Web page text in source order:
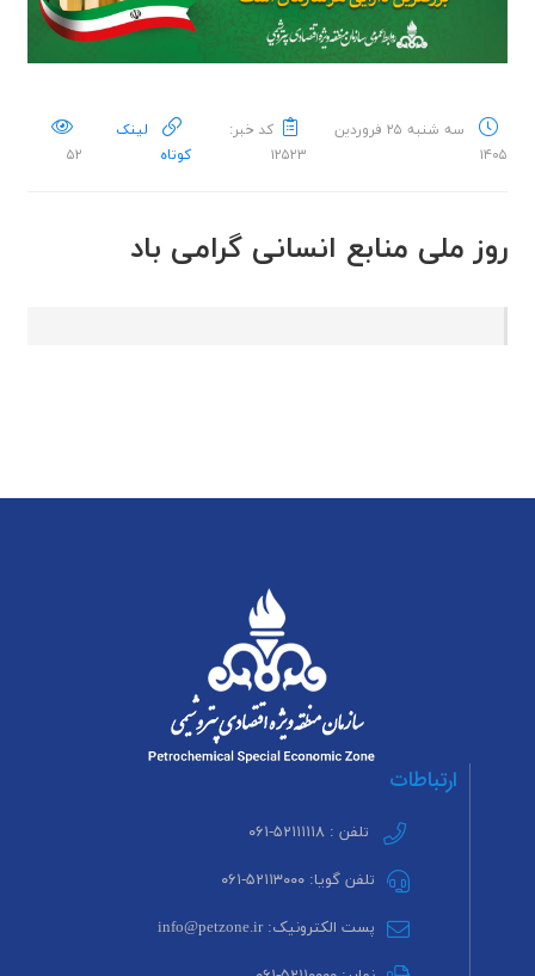
سه شنبه ۲۵ فروردین
۱۴۰۵
کد خبر:
۱۲۵۲۳
لینک
کوتاه
۵۲
روز ملی منابع انسانی گرامی باد
ارتباطات
تلفن : ۵۲۱۱۱۱۱۸-۰۶۱
تلفن گویا: ۵۲۱۱۳۰۰۰-۰۶۱
پست الکترونیک: info@petzone.ir